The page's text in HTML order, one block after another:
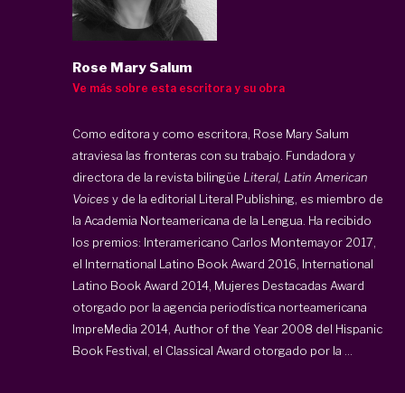
Rose Mary Salum
Ve más sobre esta escritora y su obra
Como editora y como escritora, Rose Mary Salum
atraviesa las fronteras con su trabajo. Fundadora y
directora de la revista bilingüe Literal, Latin American
Voices y de la editorial Literal Publishing, es miembro de
la Academia Norteamericana de la Lengua. Ha recibido
los premios: Interamericano Carlos Montemayor 2017,
el International Latino Book Award 2016, International
Latino Book Award 2014, Mujeres Destacadas Award
otorgado por la agencia periodística norteamericana
ImpreMedia 2014, Author of the Year 2008 del Hispanic
Book Festival, el Classical Award otorgado por la ...